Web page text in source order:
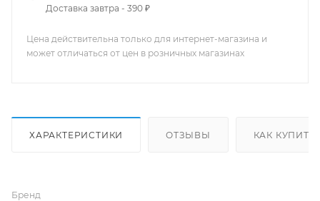
Доставка завтра - 390 ₽
Цена действительна только для интернет-магазина и
может отличаться от цен в розничных магазинах
ХАРАКТЕРИСТИКИ ОТЗЫВЫ КАК КУПИТЬ
Бренд